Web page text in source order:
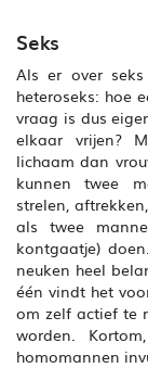
Seks
Als er over
heteroseks: hoe
vraag is dus
elkaar vrijen?
lichaam dan
kunnen twee
strelen,
als twee
kontgaatje)
neuken heel
één vindt het
om zelf actief te
worden.
homomannen